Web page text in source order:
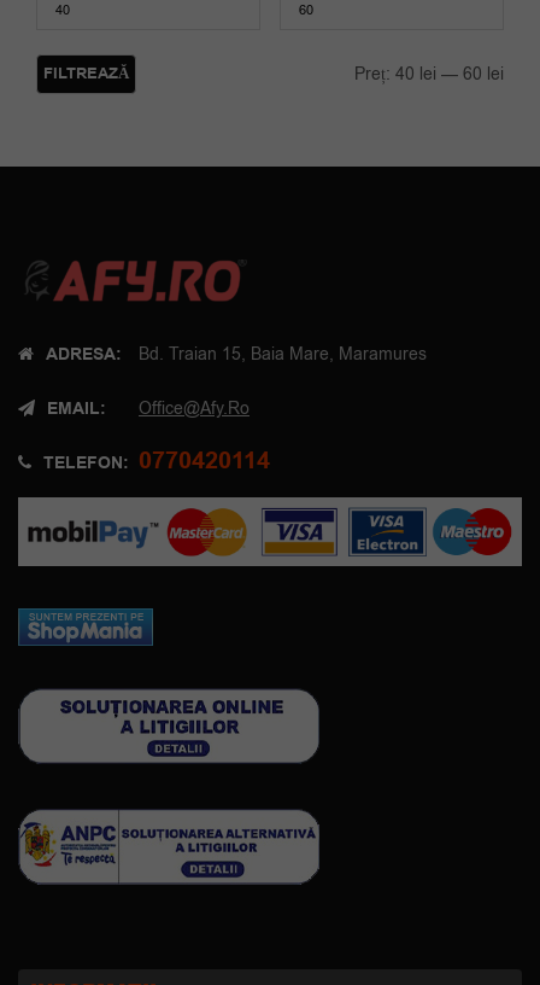
FILTREAZĂ Preț: 40 lei — 60 lei
ADRESA: Bd. Traian 15, Baia Mare, Maramures
EMAIL: Office@afy.ro
TELEFON: 0770420114